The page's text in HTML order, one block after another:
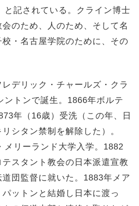
と記されている。クライン博士
のため、人のため、そして名
・名古屋学院のために、その
デリック・チャールズ・クラ
ントンで誕生。1866年ボルテ
年（16歳）受洗（この年、日
シタン禁制を解除した）。
メリーランド大学入学。1882
スタント教会の日本派遣宣教
団監督に就いた。1883年メア
ットンと結婚し日本に渡っ